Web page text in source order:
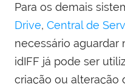
Para os demais
Drive, Central de
necessário aguardar
idIFF já pode ser
criação ou alteração